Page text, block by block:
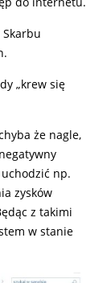
Skarbu
„krew się
że nagle,
np.
zysków
z takimi
w stanie